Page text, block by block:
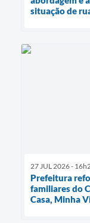
situação de
27 JUL 2026 -
Prefeitura
familiares do
Casa, Minha